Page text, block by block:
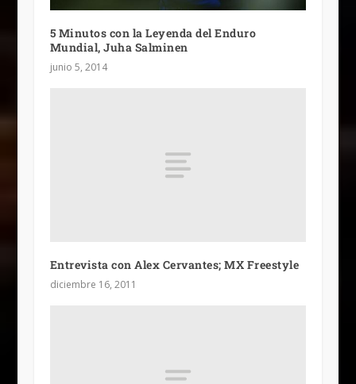
5 Minutos con la Leyenda del Enduro
Mundial, Juha Salminen
junio 5, 2014
Entrevista con Alex Cervantes; MX Freestyle
diciembre 16, 2011